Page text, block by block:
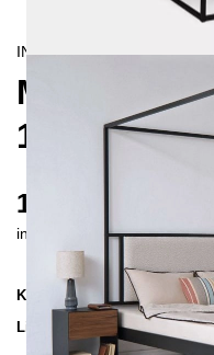
INDUSTRIAL/
MOLIS
180X200
1690 €
inkl. MwSt. inkl.
Kollektion
MOLIS
Lieferzeit
3-4